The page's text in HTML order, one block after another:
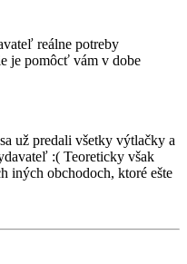
reálne potreby
je pomôcť vám v dobe
už predali všetky výtlačky a
:( Teoreticky však
iných obchodoch, ktoré ešte